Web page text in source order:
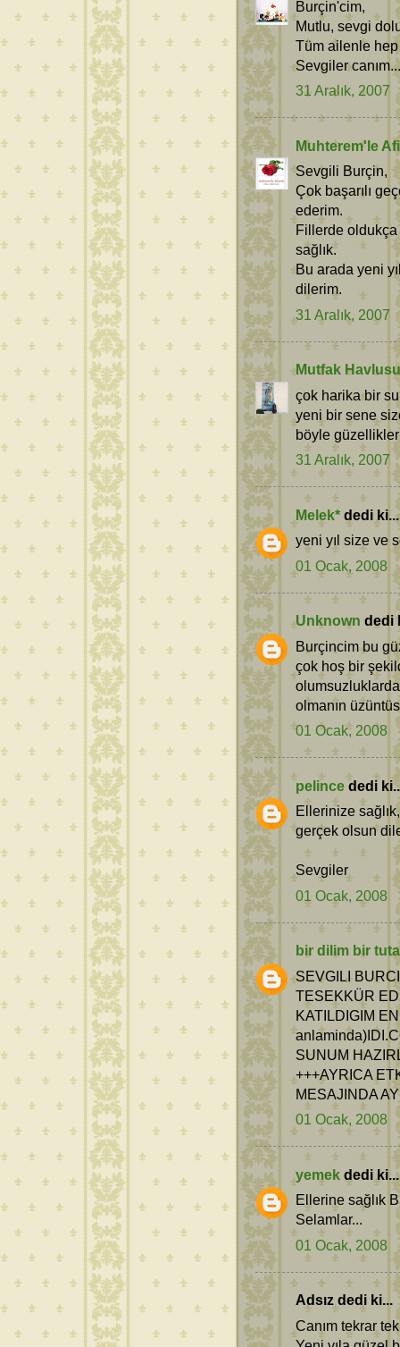
Burçin'cim,
Mutlu, sevgi
Tüm ailenle
Sevgiler
31 Aralık, 2007
Muhterem'le
Sevgili Burçin,
Çok başarılı
ederim.
Fillerde
sağlık.
Bu arada yeni
dilerim.
31 Aralık, 2007
Mutfak Havlusu
çok harika bir
yeni bir sene
böyle
31 Aralık, 2007
Melek* dedi ki...
yeni yıl size ve
01 Ocak, 2008
Unknown dedi
Burçincim bu
çok hoş bir
olmanın
01 Ocak, 2008
pelincededi
Ellerinize
gerçek olsun
Sevgiler
01 Ocak, 2008
bir dilim bir
SEVGILI
TESEKKÜR
KATILDIGIM
SUNUM
+++AYRICA
MESAJINDA
01 Ocak, 2008
yemek dedi ki...
Ellerine sağlık
Selamlar...
01 Ocak, 2008
Adsız dedi ki...
Canım tekrar